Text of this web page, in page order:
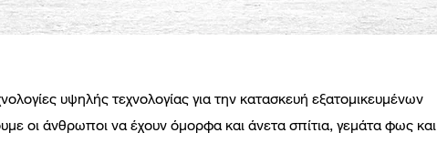
υψηλής τεχνολογίας για την κατασκευή εξατομικευμένων
οι άνθρωποι να έχουν όμορφα και άνετα σπίτια, γεμάτα φως και